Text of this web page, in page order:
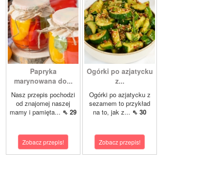
Papryka
marynowana do...
Nasz przepis pochodzi
od znajomej naszej
mamy i pamięta... ⇖ 29
Zobacz przepis!
Ogórki po azjatycku
z...
Ogórki po azjatycku z
sezamem to przykład
na to, jak z... ⇖ 30
Zobacz przepis!